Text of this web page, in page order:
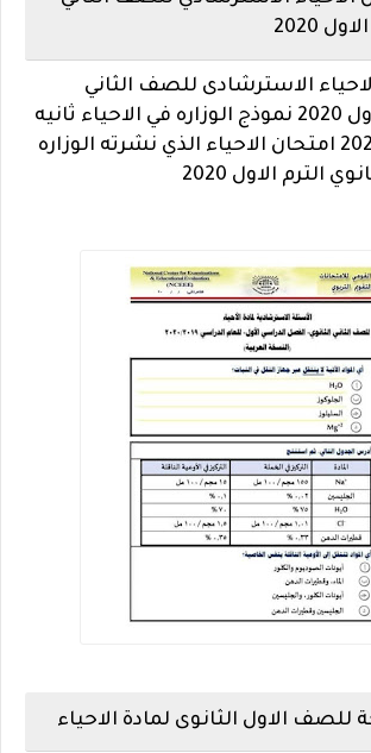
2020
الاسترشادى للصف الثاني
الثانوي الترم الاول 2020 نموذج الوزاره في الاحياء ثانيه
ثانوي ترم اول 2020 امتحان الاحياء الذي نشرته الوزاره
الترم الاول 2020
للصف الاول الثانوى لمادة الاحياء